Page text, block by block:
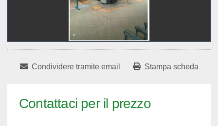
Condividere tramite email Stampa scheda
Contattaci per il prezzo